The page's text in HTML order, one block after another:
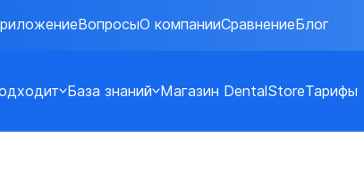
ВопросыО компанииСравнениеБлог
База знаний Магазин DentalStoreТарифы